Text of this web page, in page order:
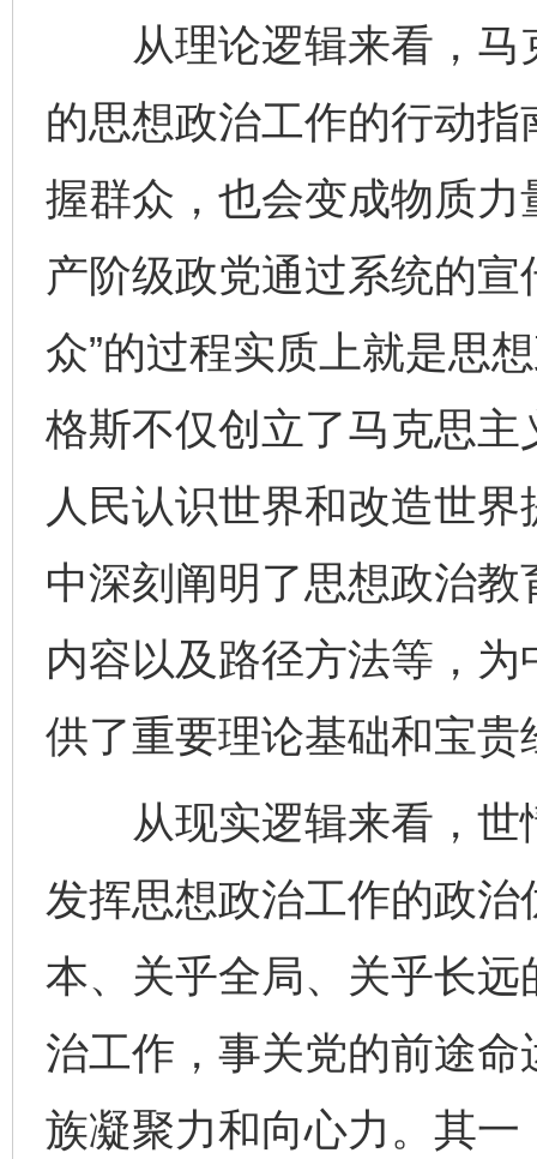
从理论逻辑来看，马
的思想政治工作的行动
握群众，也会变成物质力
产阶级政党通过系统的
众”的过程实质上就是思
格斯不仅创立了马克思
人民认识世界和改造世
中深刻阐明了思想政治
内容以及路径方法等，
供了重要理论基础和宝贵
从现实逻辑来看，世
发挥思想政治工作的政
本、关乎全局、关乎长
治工作，事关党的前途
族凝聚力和向心力。其